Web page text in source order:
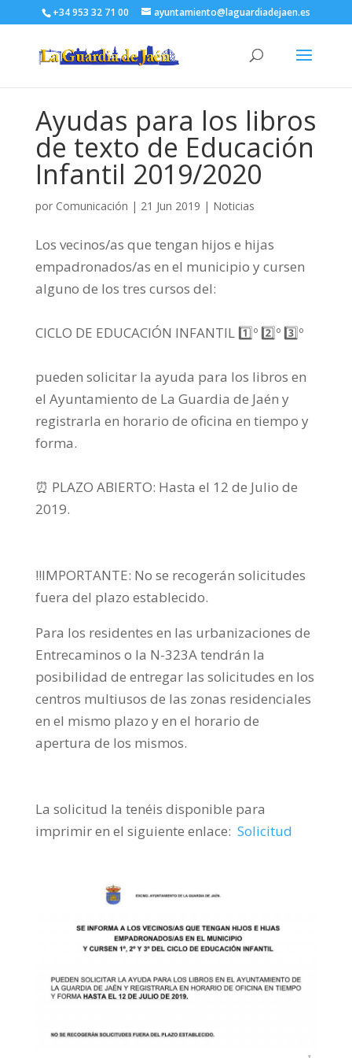
+34 953 32 71 00 ayuntamiento@laguardiadejaen.es
Ayudas para los libros
de texto de Educación
Infantil 2019/2020
por Comunicación | 21 Jun 2019 | Noticias
Los vecinos/as que tengan hijos e hijas
empadronados/as en el municipio y cursen
alguno de los tres cursos del:
CICLO DE EDUCACIÓN INFANTIL 1️⃣º 2️⃣º 3️⃣º
pueden solicitar la ayuda para los libros en
el Ayuntamiento de La Guardia de Jaén y
registrarla en horario de oficina en tiempo y
forma.
⏰ PLAZO ABIERTO: Hasta el 12 de Julio de
2019.
‼️IMPORTANTE: No se recogerán solicitudes
fuera del plazo establecido.
Para los residentes en las urbanizaciones de
Entrecaminos o la N-323A tendrán la
posibilidad de entregar las solicitudes en los
centros multiusos de las zonas residenciales
en el mismo plazo y en el horario de
apertura de los mismos.
La solicitud la tenéis disponible para
imprimir en el siguiente enlace: Solicitud